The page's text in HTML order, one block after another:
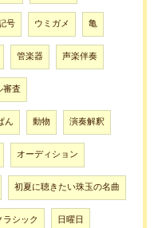
号 ウミガメ 亀
管楽器 声楽伴奏
審査
ん 動物 演奏解釈
オーディション
初夏に聴きたい珠玉の名曲
ラシック 日曜日